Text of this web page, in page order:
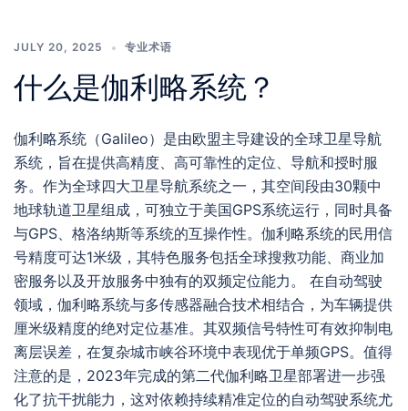
JULY 20, 2025 专业术语
什么是伽利略系统？
伽利略系统（Galileo）是由欧盟主导建设的全球卫星导航
系统，旨在提供高精度、高可靠性的定位、导航和授时服
务。作为全球四大卫星导航系统之一，其空间段由30颗中
地球轨道卫星组成，可独立于美国GPS系统运行，同时具备
与GPS、格洛纳斯等系统的互操作性。伽利略系统的民用信
号精度可达1米级，其特色服务包括全球搜救功能、商业加
密服务以及开放服务中独有的双频定位能力。 在自动驾驶
领域，伽利略系统与多传感器融合技术相结合，为车辆提供
厘米级精度的绝对定位基准。其双频信号特性可有效抑制电
离层误差，在复杂城市峡谷环境中表现优于单频GPS。值得
注意的是，2023年完成的第二代伽利略卫星部署进一步强
化了抗干扰能力，这对依赖持续精准定位的自动驾驶系统尤